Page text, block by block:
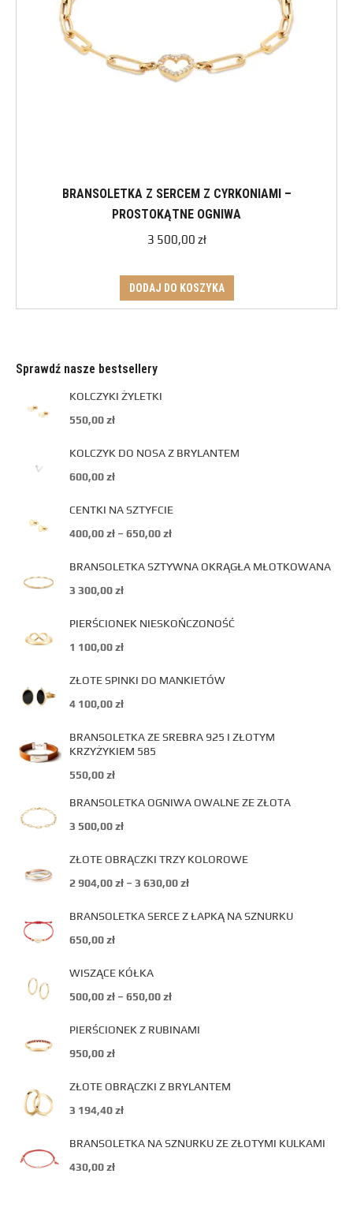
BRANSOLETKA Z SERCEM Z CYRKONIAMI –
PROSTOKĄTNE OGNIWA
3 500,00 zł
DODAJ DO KOSZYKA
Sprawdź nasze bestsellery
KOLCZYKI ŻYLETKI
550,00zł
KOLCZYK DO NOSA Z BRYLANTEM
600,00zł
CENTKI NA SZTYFCIE
400,00zł – 650,00zł
BRANSOLETKA SZTYWNA OKRĄGŁA MŁOTKOWANA
3 300,00zł
PIERŚCIONEK NIESKOŃCZONOŚĆ
1 100,00zł
ZŁOTE SPINKI DO MANKIETÓW
4 100,00zł
BRANSOLETKA ZE SREBRA 925 I ZŁOTYM
KRZYŻYKIEM 585
550,00zł
BRANSOLETKA OGNIWA OWALNE ZE ZŁOTA
3 500,00zł
ZŁOTE OBRĄCZKI TRZY KOLOROWE
2 904,00zł – 3 630,00zł
BRANSOLETKA SERCE Z ŁAPKĄ NA SZNURKU
650,00zł
WISZĄCE KÓŁKA
500,00zł – 650,00zł
PIERŚCIONEK Z RUBINAMI
950,00zł
ZŁOTE OBRĄCZKI Z BRYLANTEM
3 194,40zł
BRANSOLETKA NA SZNURKU ZE ZŁOTYMI KULKAMI
430,00zł